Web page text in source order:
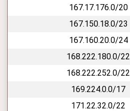
167.17.176.0/20
167.150.18.0/23
167.160.20.0/24
168.222.180.0/22
168.222.252.0/22
169.224.0.0/17
171.22.32.0/22